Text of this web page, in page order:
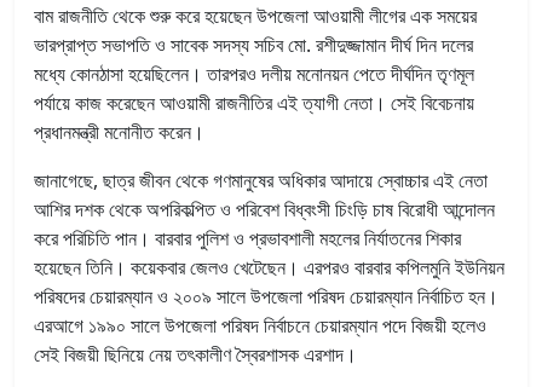
বাম রাজনীতি থেকে শুরু করে হয়েছেন উপজেলা আওয়ামী লীগের এক সময়ের
ভারপ্রাপ্ত সভাপতি ও সাবেক সদস্য সচিব মো. রশীদুজ্জামান দীর্ঘ দিন দলের
মধ্যে কোনঠাসা হয়েছিলেন। তারপরও দলীয় মনোনয়ন পেতে দীর্ঘদিন তৃণমূল
পর্যায়ে কাজ করেছেন আওয়ামী রাজনীতির এই ত্যাগী নেতা। সেই বিবেচনায়
প্রধানমন্ত্রী মনোনীত করেন।
জানাগেছে, ছাত্র জীবন থেকে গণমানুষের অধিকার আদায়ে স্বোচ্চার এই নেতা
আশির দশক থেকে অপরিকল্পিত ও পরিবেশ বিধ্বংসী চিংড়ি চাষ বিরোধী আন্দোলন
করে পরিচিতি পান। বারবার পুলিশ ও প্রভাবশালী মহলের নির্যাতনের শিকার
হয়েছেন তিনি। কয়েকবার জেলও খেটেছেন। এরপরও বারবার কপিলমুনি ইউনিয়ন
পরিষদের চেয়ারম্যান ও ২০০৯ সালে উপজেলা পরিষদ চেয়ারম্যান নির্বাচিত হন।
এরআগে ১৯৯০ সালে উপজেলা পরিষদ নির্বাচনে চেয়ারম্যান পদে বিজয়ী হলেও
সেই বিজয়ী ছিনিয়ে নেয় তৎকালীণ স্বৈরশাসক এরশাদ।